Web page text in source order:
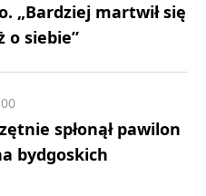
„Bardziej martwił się
o siebie”
spłonął pawilon
bydgoskich